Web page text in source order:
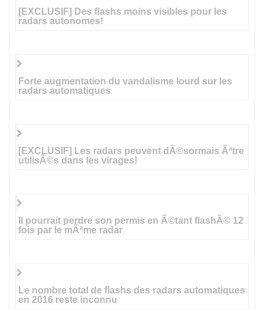
[EXCLUSIF] Des flashs moins visibles pour les
radars autonomes!
Forte augmentation du vandalisme lourd sur les
radars automatiques
[EXCLUSIF] Les radars peuvent dÃ©sormais Ãªtre
utilisÃ©s dans les virages!
Il pourrait perdre son permis en Ã©tant flashÃ© 12
fois par le mÃªme radar
Le nombre total de flashs des radars automatiques
en 2016 reste inconnu